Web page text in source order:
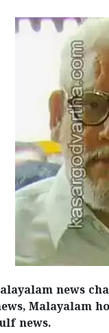
news
Malayalam
news.